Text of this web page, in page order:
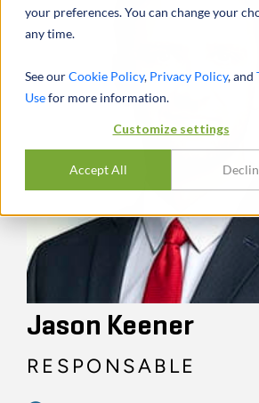
your preferences. You can change your
any time.
See ourCookie Policy, Privacy Policy, and
Usefor more information.
Customize settings
Accept All
Jason Keener
RESPONSABLE